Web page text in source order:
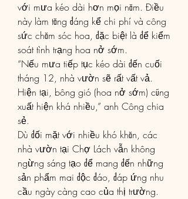
với mưa kéo dài hơn mọi năm. Điều
này làm tăng đáng kể chi phí và công
sức chăm sóc hoa, đặc biệt là để kiểm
soát tình trạng hoa nở sớm.
“Nếu mưa tiếp tục kéo dài đến cuối
tháng 12, nhà vườn sẽ rất vất vả.
Hiện tại, bông gió (hoa nở sớm) cũng
xuất hiện khá nhiều,” anh Công chia
sẻ.
Dù đối mặt với nhiều khó khăn, các
nhà vườn tại Chợ Lách vẫn không
ngừng sáng tạo để mang đến những
sản phẩm mai độc đáo, đáp ứng nhu
cầu ngày càng cao của thị trường.